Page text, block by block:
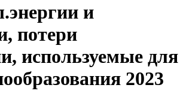
и
потери
используемые для
2023